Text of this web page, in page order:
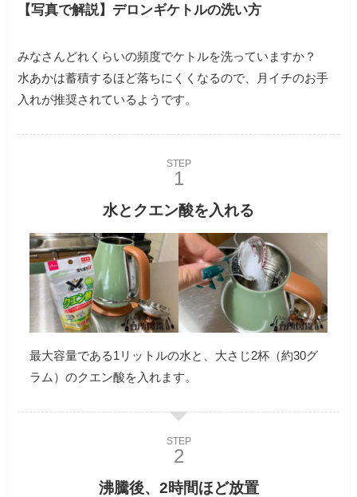
【写真で解説】デロンギケトルの洗い方
みなさんどれくらいの頻度でケトルを洗っていますか？
水あかは蓄積するほど落ちにくくなるので、月イチのお手
入れが推奨されているようです。
STEP
水とクエン酸を入れる
最大容量である1リットルの水と、大さじ2杯（約30グ
ラム）のクエン酸を入れます。
STEP
沸騰後、2時間ほど放置